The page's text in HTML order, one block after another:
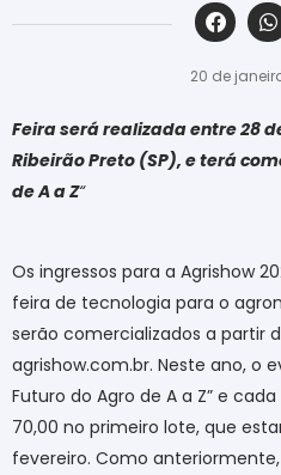
20 de
Feira será realizada entre 28
Ribeirão Preto (SP), e terá
de A a Z“
Os ingressos para a Agrishow
feira de tecnologia para o
serão comercializados a partir
agrishow.com.br. Neste ano, o
Futuro do Agro de A a Z” e
70,00 no primeiro lote, que
fevereiro. Como